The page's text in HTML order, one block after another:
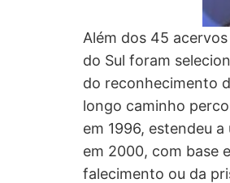
Além dos 45
do Sul foram
do reconhecimento
longo caminho
em 1996, estendeu
em 2000, com base
falecimento ou da